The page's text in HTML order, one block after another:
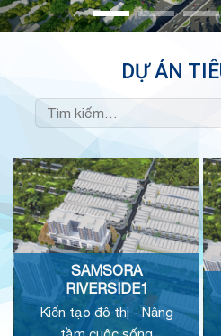
DỰ ÁN
SAMSORA
RIVERSIDE1
Kiến tạo đô thị - Nâng